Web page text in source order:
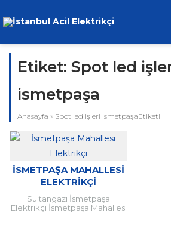
Etiket: Spot led
ismetpaşa
Anasayfa » Spot led işleri ismetpaşaEtiketi
İSMETPAŞA MAHALLESI
ELEKTRIKÇI
Sultangazi İsmetpaşa
Elektrikçi İsmetpaşa Mahallesi